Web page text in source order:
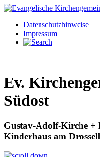
Datenschutzhinweise
Impressum
Ev.
Südost
Gustav-Adolf-Kirche +
Kinderhaus am